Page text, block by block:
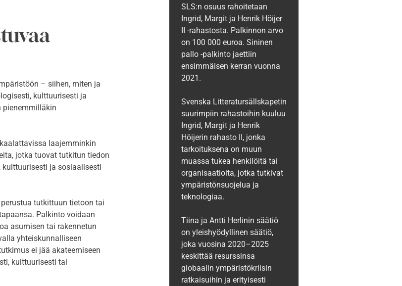
– siihen, miten ja
kulttuurisesti ja
pienemmilläkin
laajemminkin
jotka tuovat tutkitun tiedon
ja sosiaalisesti
tutkittuun tietoon tai
Palkinto voidaan
asumisen tai rakennetun
yhteiskunnalliseen
ei jää akateemiseen
kulttuurisesti tai
SLS:n osuus rahoitetaan
Ingrid, Margit ja Henrik Höijer
II -rahastosta. Palkinnon arvo
on 100 000 euroa. Sininen
pallo -palkinto jaettiin
ensimmäisen kerran vuonna
2021.
Svenska Litteratursällskapetin
suurimpiin rahastoihin kuuluu
Ingrid, Margit ja Henrik
Höijerin rahasto II, jonka
tarkoituksena on muun
muassa tukea henkilöitä tai
organisaatioita, jotka tutkivat
ympäristönsuojelua ja
teknologiaa.
Tiina ja Antti Herlinin säätiö
on yleishyödyllinen säätiö,
joka vuosina 2020–2025
keskittää resurssinsa
globaalin ympäristökriisin
ratkaisuihin ja erityisesti